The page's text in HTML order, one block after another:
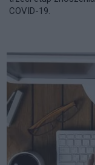
COVID-19.